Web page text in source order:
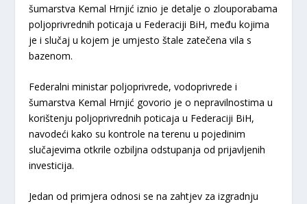
šumarstva Kemal Hrnjić iznio je detalje o zlouporabama
poljoprivrednih poticaja u Federaciji BiH, među kojima
je i slučaj u kojem je umjesto štale zatečena vila s
bazenom.
Federalni ministar poljoprivrede, vodoprivrede i
šumarstva Kemal Hrnjić govorio je o nepravilnostima u
korištenju poljoprivrednih poticaja u Federaciji BiH,
navodeći kako su kontrole na terenu u pojedinim
slučajevima otkrile ozbiljna odstupanja od prijavljenih
investicija.
Jedan od primjera odnosi se na zahtjev za izgradnju